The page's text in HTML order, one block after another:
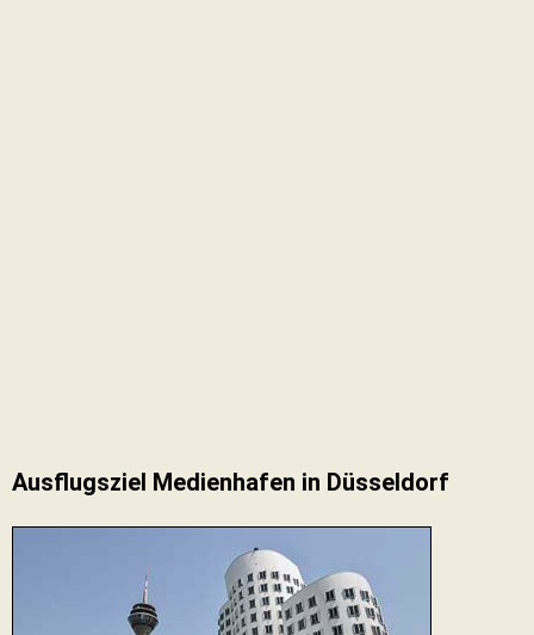
Ausflugsziel Medienhafen in Düsseldorf